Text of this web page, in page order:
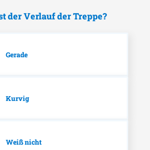
der Verlauf der Treppe?
Gerade
Kurvig
Weiß nicht